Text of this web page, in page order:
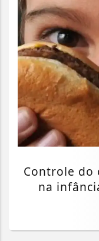
Controle do
na